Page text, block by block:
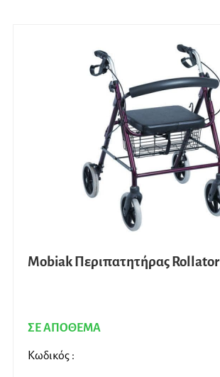
Mobiak Περιπατητήρας Rollator
ΣΕ ΑΠΟΘΕΜΑ
Κωδικός :